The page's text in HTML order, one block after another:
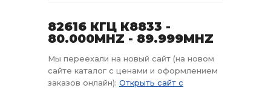
82616 КГЦ К8833 -
80.000MHZ - 89.999MHZ
Мы переехали на новый сайт (на новом
сайте каталог с ценами и оформлением
заказов онлайн): Открыть сайт с